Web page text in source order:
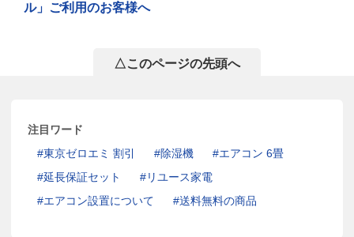
ル」ご利用のお客様へ
△このページの先頭へ
注目ワード
東京ゼロエミ 割引
除湿機
エアコン 6畳
延長保証セット
リユース家電
エアコン設置について
送料無料の商品